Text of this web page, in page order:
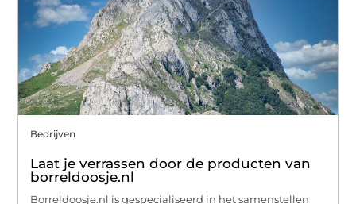
Bedrijven
Laat je verrassen door de producten van
borreldoosje.nl
Borreldoosje.nl is gespecialiseerd in het samenstellen